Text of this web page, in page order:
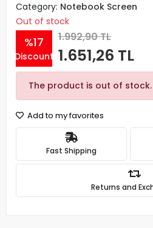
Category: Notebook Screen
Out of stock
%17
Discount
1.992,90 TL
1.651,26 TL
The product is out of stock.
Add to my favorites
Fast Shipping
Returns and